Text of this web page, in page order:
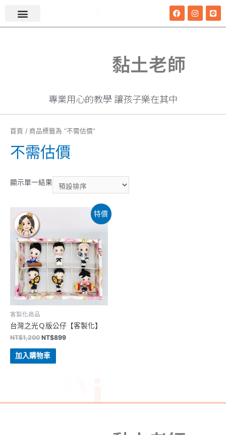
黏土老師
專業用心的教學 讓孩子樂在其中
首頁 / 商品標籤為 “不需估價”
不需估價
顯示單一結果
特價
客製化商品
台灣之光Ｑ版公仔【客製化】
NT$1,200 NT$899
加入購物車